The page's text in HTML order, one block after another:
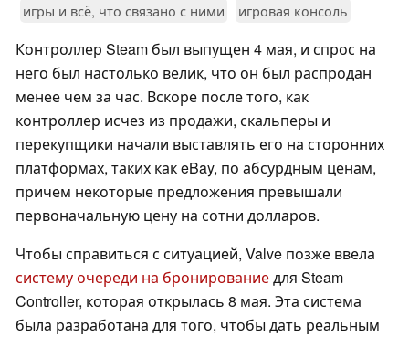
игры и всё, что связано с ними игровая консоль
Контроллер Steam был выпущен 4 мая, и спрос на
него был настолько велик, что он был распродан
менее чем за час. Вскоре после того, как
контроллер исчез из продажи, скальперы и
перекупщики начали выставлять его на сторонних
платформах, таких как eBay, по абсурдным ценам,
причем некоторые предложения превышали
первоначальную цену на сотни долларов.
Чтобы справиться с ситуацией, Valve позже ввела
систему очереди на бронированиедля Steam
Controller, которая открылась 8 мая. Эта система
была разработана для того, чтобы дать реальным